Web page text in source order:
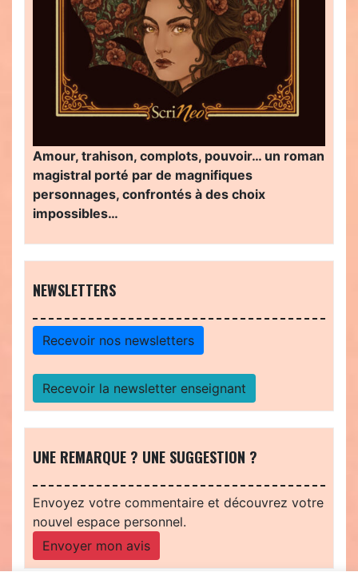
Amour, trahison, complots, pouvoir… un roman
magistral porté par de magnifiques
personnages, confrontés à des choix
impossibles…
NEWSLETTERS
Recevoir nos newsletters
Recevoir la newsletter enseignant
UNE REMARQUE ? UNE SUGGESTION ?
Envoyez votre commentaire et découvrez votre
nouvel espace personnel.
Envoyer mon avis